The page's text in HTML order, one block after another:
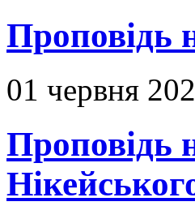
Проповідь
01 червня
Проповідь